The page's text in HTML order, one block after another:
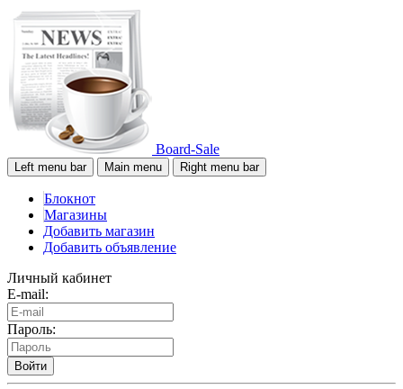
Board-Sale
Left menu bar Main menu Right menu bar
Блокнот
Магазины
Добавить магазин
Добавить объявление
Личный кабинет
E-mail:
Пароль:
Войти